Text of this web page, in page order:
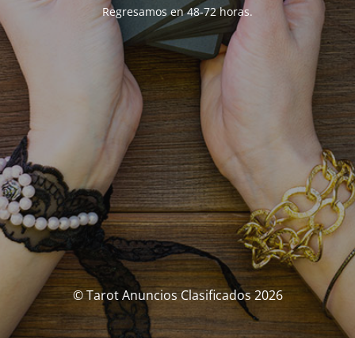
Regresamos en 48-72 horas.
© Tarot Anuncios Clasificados 2026